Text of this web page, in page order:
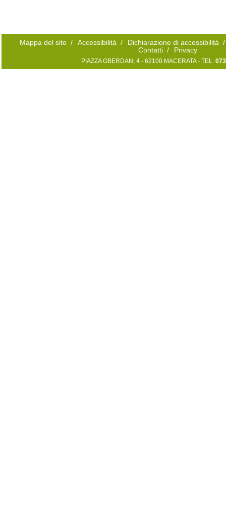
Mappa del sito / Accessibilità / Dichiarazione di accessibilità /
Contatti / Privacy
PIAZZA OBERDAN, 4 - 62100 MACERATA - TEL.